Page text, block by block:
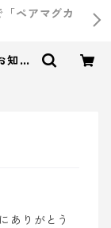
ペアマグカ
知ら
ありがとう